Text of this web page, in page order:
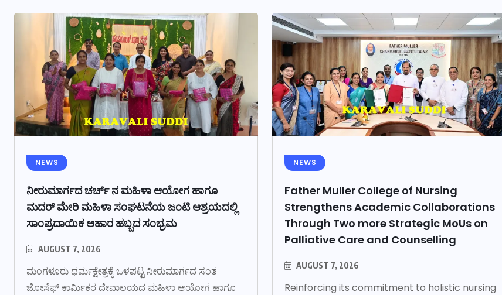
NEWS
ನೀರುಮಾರ್ಗದ ಚರ್ಚ್ ನ ಮಹಿಳಾ ಆಯೋಗ ಹಾಗೂ
ಮದರ್ ಮೇರಿ ಮಹಿಳಾ ಸಂಘಟನೆಯ ಜಂಟಿ ಆಶ್ರಯದಲ್ಲಿ
ಸಾಂಪ್ರದಾಯಿಕ ಆಹಾರ ಹಬ್ಬದ ಸಂಭ್ರಮ
AUGUST 7, 2026
ಮಂಗಳೂರು ಧರ್ಮಕ್ಷೇತ್ರಕ್ಕೆ ಒಳಪಟ್ಟ ನೀರುಮಾರ್ಗದ ಸಂತ
ಜೋಸೆಫ್ ಕಾರ್ಮಿಕರ ದೇವಾಲಯದ ಮಹಿಳಾ ಆಯೋಗ ಹಾಗೂ
NEWS
Father Muller College of Nursing
Strengthens Academic Collaborations
Through Two more Strategic MoUs on
Palliative Care and Counselling
AUGUST 7, 2026
Reinforcing its commitment to holistic nursing